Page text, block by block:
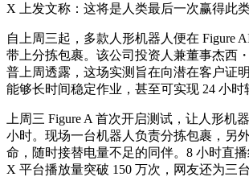
X 上发文称：这将是人类最后一次赢得此类
自上周三起，多款人形机器人便在 Figure
带上分拣包裹。该公司投资人兼董事杰西
普上周透露，这场实测旨在向潜在客户证
能够长时间稳定作业，甚至可实现 24 小时
上周三 Figure A 首次开启测试，让人形机
小时。现场一台机器人负责分拣包裹，另
命，随时接替电量不足的同伴。8 小时直
X 平台播放量突破 150 万次，网友还为三